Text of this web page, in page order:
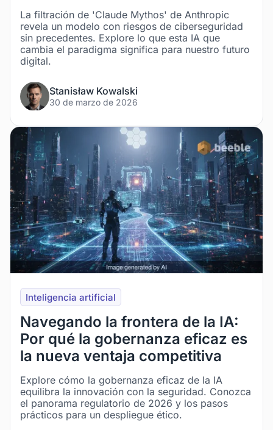
La filtración de 'Claude Mythos' de Anthropic
revela un modelo con riesgos de ciberseguridad
sin precedentes. Explore lo que esta IA que
cambia el paradigma significa para nuestro futuro
digital.
Stanisław Kowalski
30 de marzo de 2026
Inteligencia artificial
Navegando la frontera de la IA:
Por qué la gobernanza eficaz es
la nueva ventaja competitiva
Explore cómo la gobernanza eficaz de la IA
equilibra la innovación con la seguridad. Conozca
el panorama regulatorio de 2026 y los pasos
prácticos para un despliegue ético.